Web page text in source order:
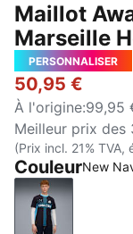
Maillot
Marseille
PERSONNALISER
50,95 €
À l'origine:99,95
Meilleur prix des
(Prix incl. 21%
CouleurNew
New Navy-